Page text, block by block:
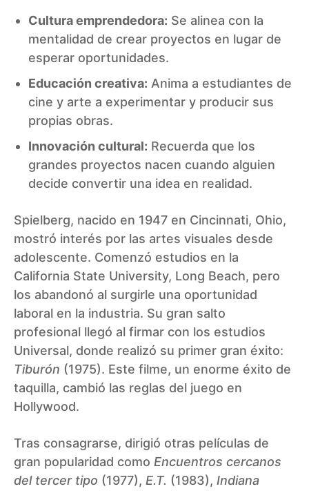
Cultura emprendedora: Se alinea con la
mentalidad de crear proyectos en lugar de
esperar oportunidades.
Educación creativa: Anima a estudiantes de
cine y arte a experimentar y producir sus
propias obras.
Innovación cultural: Recuerda que los
grandes proyectos nacen cuando alguien
decide convertir una idea en realidad.
Spielberg, nacido en 1947 en Cincinnati, Ohio,
mostró interés por las artes visuales desde
adolescente. Comenzó estudios en la
California State University, Long Beach, pero
los abandonó al surgirle una oportunidad
laboral en la industria. Su gran salto
profesional llegó al firmar con los estudios
Universal, donde realizó su primer gran éxito:
Tiburón (1975). Este filme, un enorme éxito de
taquilla, cambió las reglas del juego en
Hollywood.
Tras consagrarse, dirigió otras películas de
gran popularidad como Encuentros cercanos
del tercer tipo (1977), E.T. (1983), Indiana